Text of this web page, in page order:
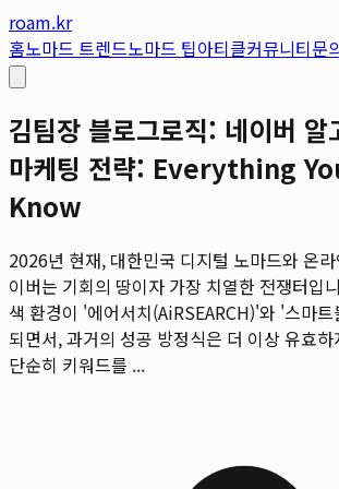
roam.kr
홈노마드 트렌드노마드 팁아티클커뮤니티문
김팀장 블로그로직: 네이버 알
마케팅 전략: Everything
Know
2026년 현재, 대한민국 디지털 노마드와 온
이버는 기회의 땅이자 가장 치열한 전쟁터입
색 환경이 '에어서치(AiRSEARCH)'와 '스마
되면서, 과거의 성공 방정식은 더 이상 유효
단순히 키워드를 ...